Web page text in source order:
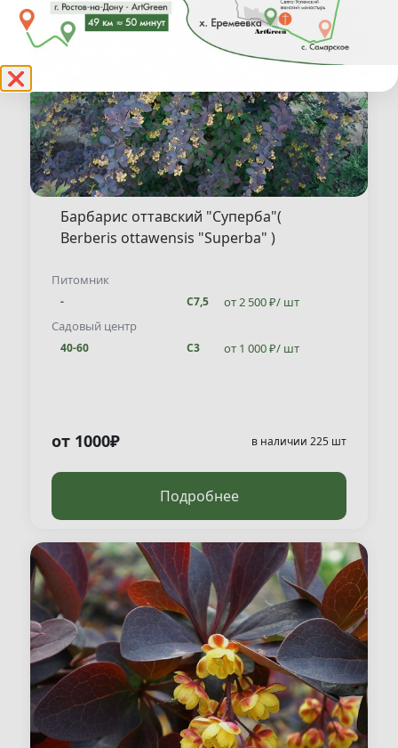
❌
Барбарис оттавский "Суперба"(
Berberis ottawensis "Superba" )
Питомник
- С7,5
от 2 500 ₽/ шт
Садовый центр
40-60 С3 от 1 000 ₽/ шт
от 1000₽ в наличии 225 шт
Подробнее